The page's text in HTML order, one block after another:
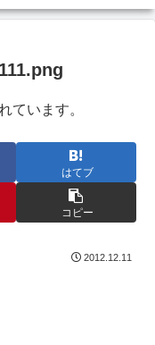
ています。
はてブ
コピー
2012.12.11